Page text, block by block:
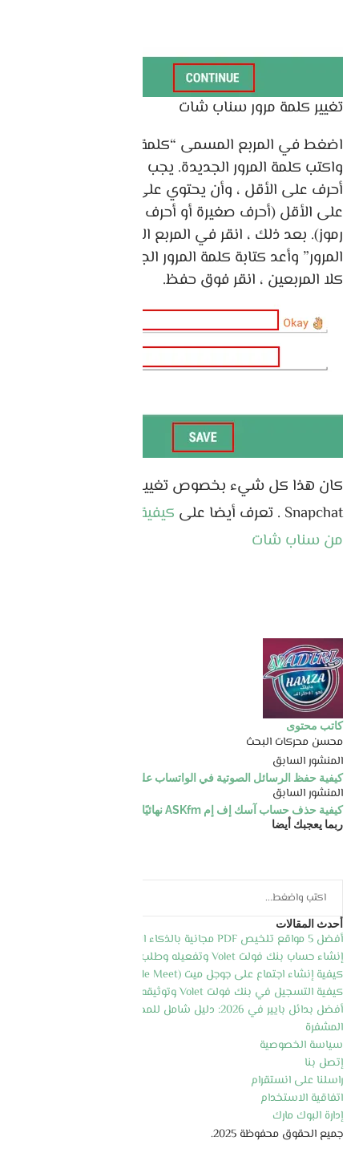
تغيير كلمة مرور سناب شات
اضغط في المربع المسمى “كلمة المرور الجديدة”
أحرف على الأقل ، وأن يحتوي على نوعين من الأحرف
على الأقل (أحرف صغيرة أو أحرف كبيرة أو أرقام أو
رموز). بعد ذلك ، انقر في المربع المسمى “تأكيد كلمة
المرور” وأعد كتابة كلمة المرور الجديدة. عندما يتطابق
كلا المربعين ، انقر فوق حفظ.
كان هذا كل شيء بخصوص تغيير كلمة مرور
Snapchat . تعرف أيضا على
كيفية حذف رقم الهاتف
من سناب شات
كاتب محتوى
محسن محركات البحث
المنشور السابق
كيفية حفظ الرسائل الصوتية في الواتساب على الاندرويد
المنشور السابق
كيفية حذف حساب آسك إف إم ASKfm نهائيًا بخطوات سهلة
ربما يعجبك أيضا
أحدث المقالات
أفضل 5 مواقع تلخيص PDF مجانية بالذكاء الاصطناعي 2026
إنشاء حساب بنك فولت Volet وتفعيله وطلب بطاقة الماسترد كارد
كيفية إنشاء اجتماع على جوجل ميت (Google Meet) خطوة بخطوة 2026
كيفية التسجيل في بنك فولت Volet وتوثيقه وطلب البطاقة 2026
أفضل بدائل بايير في 2026: دليل شامل للمحافظ الإلكترونية والعملات
المشفرة
سياسة الخصوصية
إتصل بنا
راسلنا على انستقرام
اتفاقية الاستخدام
إدارة البوك مارك
جميع الحقوق محفوظة 2025.